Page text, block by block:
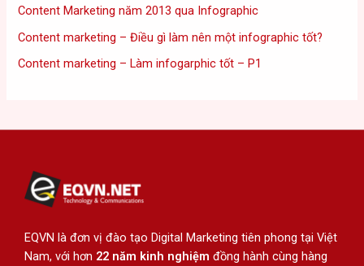
Content Marketing năm 2013 qua Infographic
Content marketing – Điều gì làm nên một infographic tốt?
Content marketing – Làm infogarphic tốt – P1
EQVN là đơn vị đào tạo Digital Marketing tiên phong tại Việt
Nam, với hơn 22 năm kinh nghiệm đồng hành cùng hàng